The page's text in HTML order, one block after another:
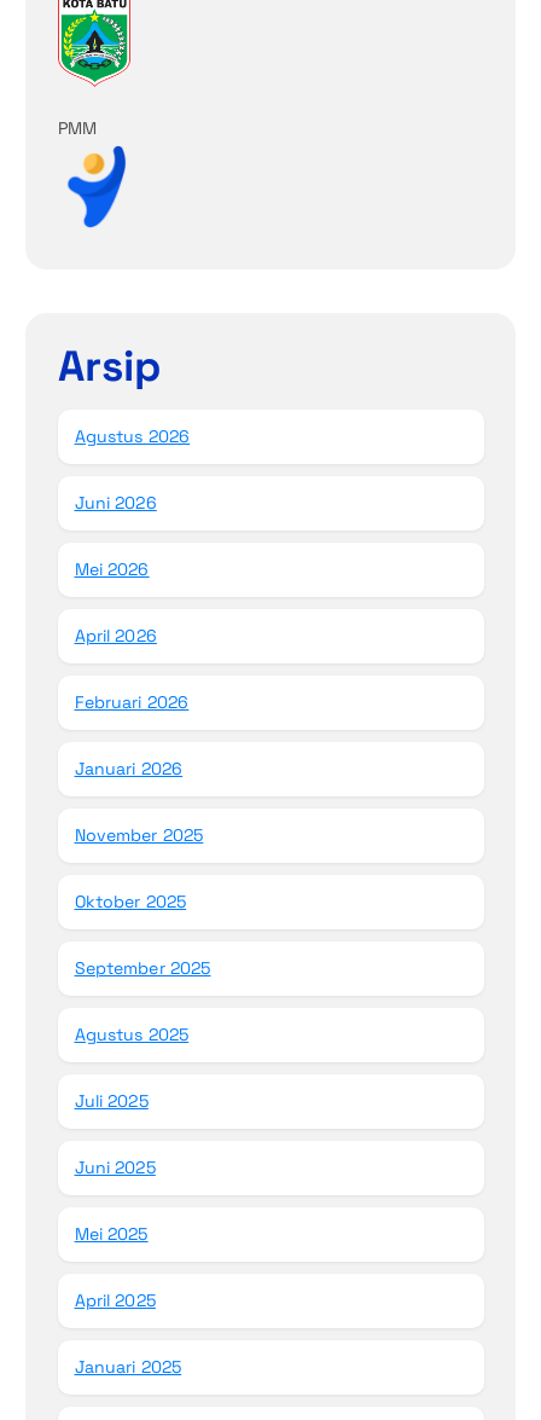
PMM
Arsip
Agustus 2026
Juni 2026
Mei 2026
April 2026
Februari 2026
Januari 2026
November 2025
Oktober 2025
September 2025
Agustus 2025
Juli 2025
Juni 2025
Mei 2025
April 2025
Januari 2025